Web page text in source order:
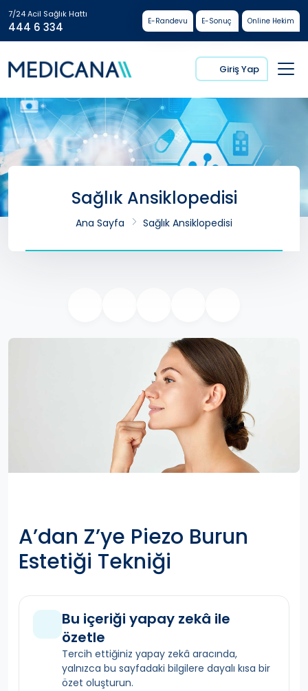
7/24 Acil Sağlık Hattı
444 6 334 E-Randevu E-Sonuç Online Hekim
Giriş Yap
Sağlık Ansiklopedisi
Ana Sayfa Sağlık Ansiklopedisi
A’dan Z’ye Piezo Burun
Estetiği Tekniği
Bu içeriği yapay zekâ ile
özetle
Tercih ettiğiniz yapay zekâ aracında,
yalnızca bu sayfadaki bilgilere dayalı kısa bir
özet oluşturun.